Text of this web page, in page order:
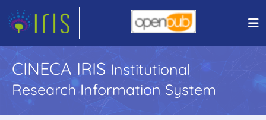
CINECA IRIS Institutional
Research Information System